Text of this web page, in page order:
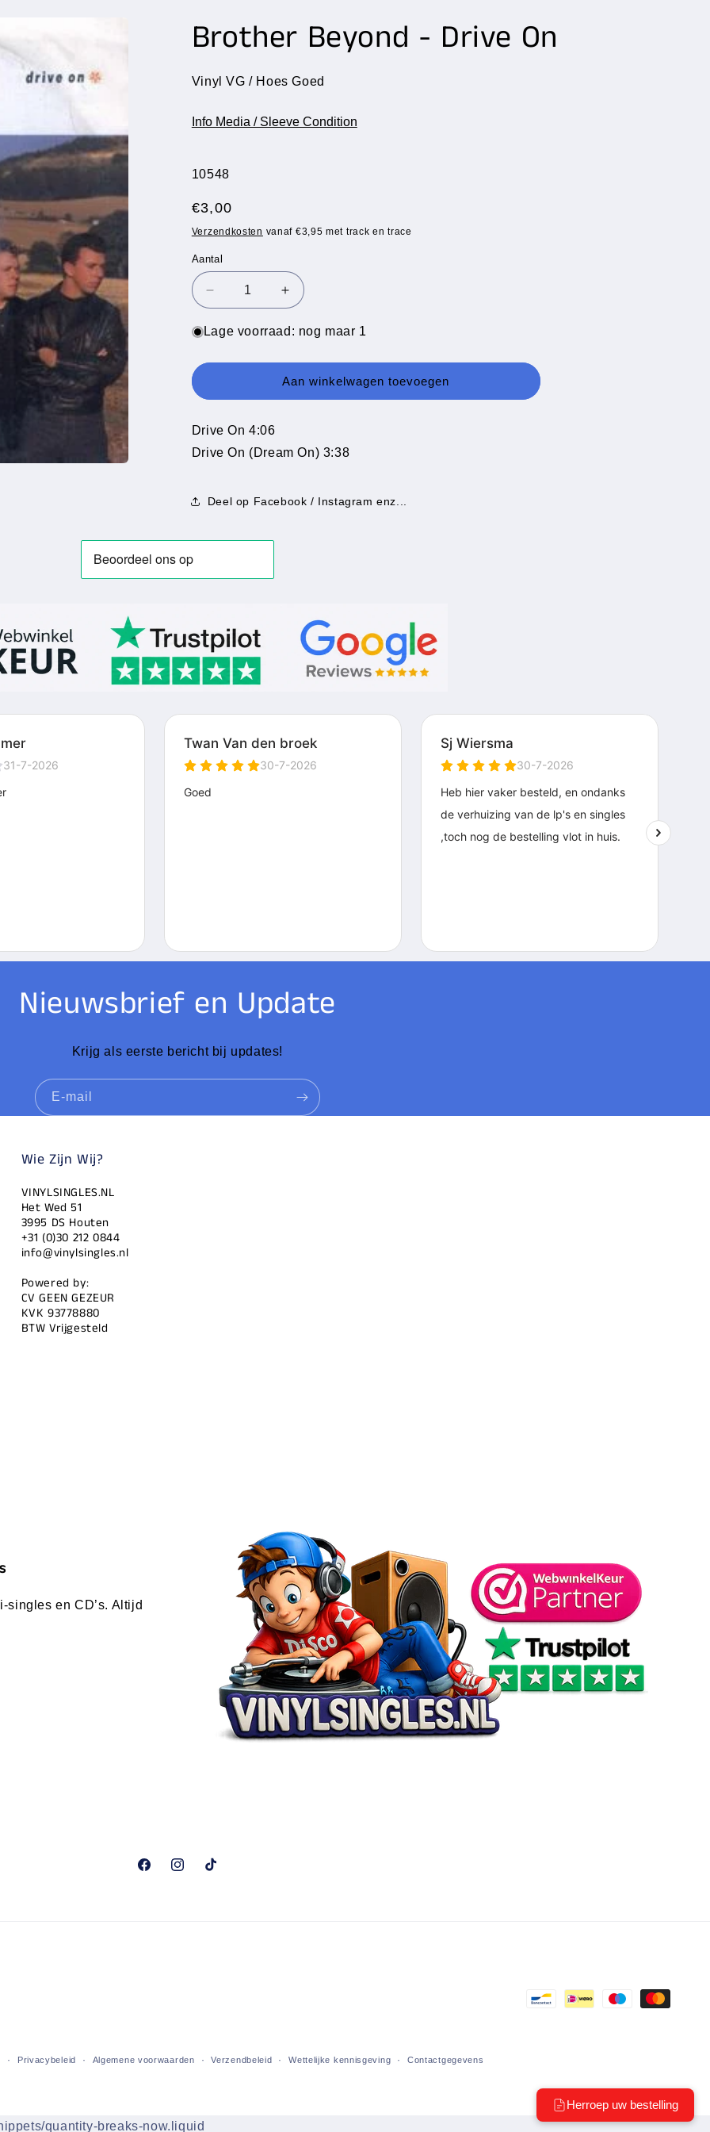
Brother Beyond - Drive On
Vinyl VG / Hoes Goed
Info Media / Sleeve Condition
SKU:
10548
Normale
prijs
€3,00
Verzendkosten vanaf €3,95 met track en trace
Aantal
Aantal
Aantal
verlagen
voor
Beyond
Drive
Aantal
verhogen
voor
Beyond
-
Drive
Lage voorraad: nog maar 1
Aan winkelwagen toevoegen
Drive On 4:06
Drive On (Dream On) 3:38
Deel op Facebook / Instagram enz...
Nieuwsbrief en Update
Krijg als eerste bericht bij updates!
E‑mail
Wie Zijn Wij?
VINYLSINGLES.NL
Het Wed 51
3995 DS Houten
+31 (0)30 212 0844
info@vinylsingles.nl
Powered by:
CV GEEN GEZEUR
KVK 93778880
BTW Vrijgesteld
singles en CD’s. Altijd
FacebookInstagramTikTok
Betaalmethoden
Privacybeleid Algemene voorwaarden Verzendbeleid Wettelijke kennisgeving Contactgegevens
quantity-breaks-now.liquid